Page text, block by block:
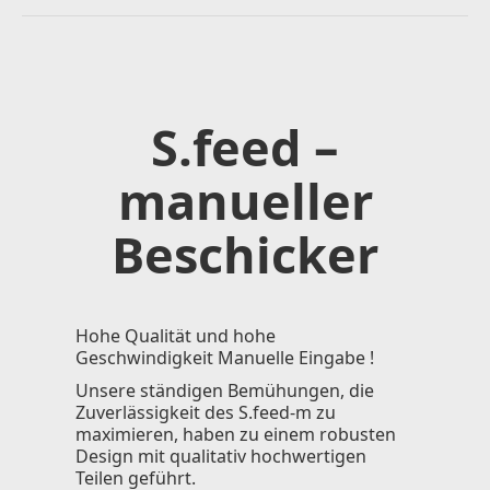
S.feed –
manueller
Beschicker
Hohe Qualität und hohe
Geschwindigkeit Manuelle Eingabe !
Unsere ständigen Bemühungen, die
Zuverlässigkeit des S.feed-m zu
maximieren, haben zu einem robusten
Design mit qualitativ hochwertigen
Teilen geführt.